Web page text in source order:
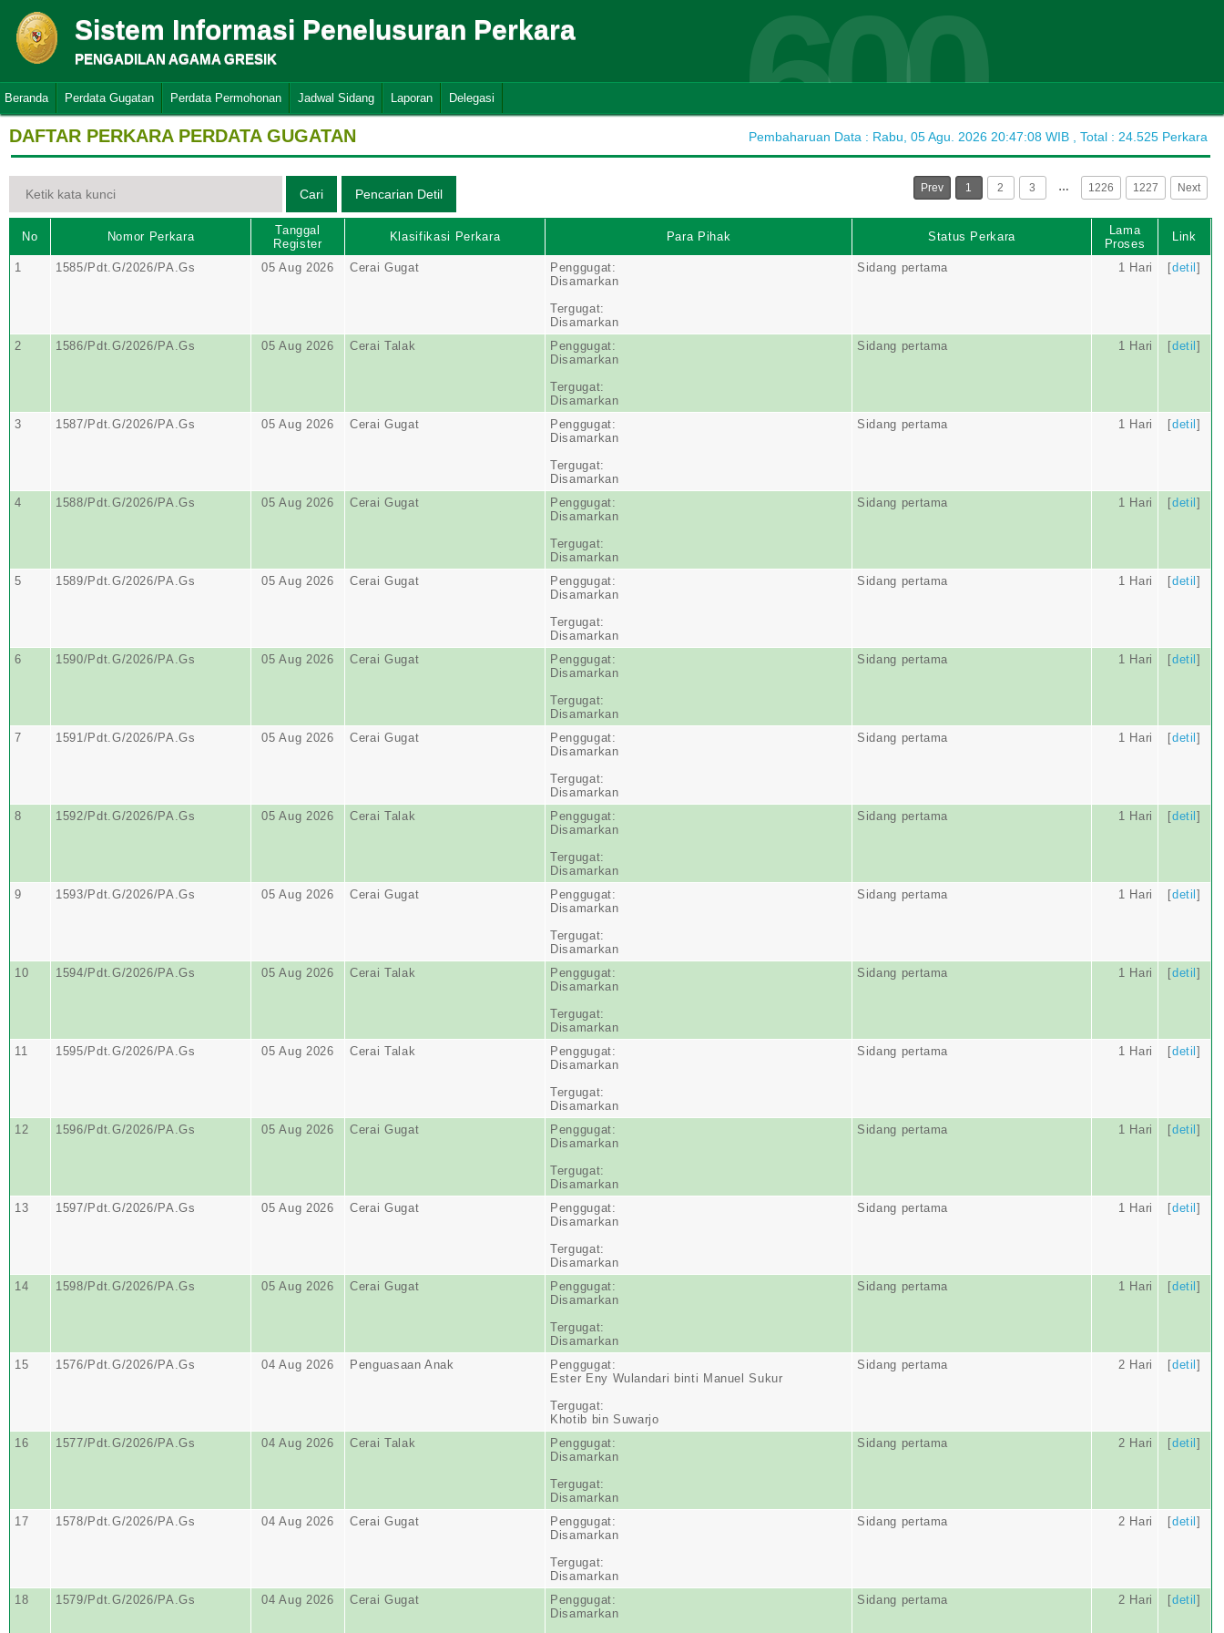
Sistem Informasi Penelusuran Perkara
PENGADILAN AGAMA GRESIK 600
Beranda Perdata Gugatan Perdata Permohonan Jadwal Sidang Laporan Delegasi
DAFTAR PERKARA PERDATA GUGATAN Pembaharuan Data : Rabu, 05 Agu. 2026 20:47:08 WIB , Total : 24.525 Perkara
Prev 1 2 3 … 1226 1227 Next
No Nomor Perkara
Tanggal
Register
Klasifikasi Perkara Para Pihak Status Perkara
Lama
Proses
Link
1 1585/Pdt.G/2026/PA.Gs 05 Aug 2026 Cerai Gugat
Penggugat:
Disamarkan
Tergugat:
Disamarkan
Sidang pertama 1 Hari [detil]
2 1586/Pdt.G/2026/PA.Gs 05 Aug 2026 Cerai Talak
Penggugat:
Disamarkan
Tergugat:
Disamarkan
Sidang pertama 1 Hari [detil]
3 1587/Pdt.G/2026/PA.Gs 05 Aug 2026 Cerai Gugat
Penggugat:
Disamarkan
Tergugat:
Disamarkan
Sidang pertama 1 Hari [detil]
4 1588/Pdt.G/2026/PA.Gs 05 Aug 2026 Cerai Gugat
Penggugat:
Disamarkan
Tergugat:
Disamarkan
Sidang pertama 1 Hari [detil]
5 1589/Pdt.G/2026/PA.Gs 05 Aug 2026 Cerai Gugat
Penggugat:
Disamarkan
Tergugat:
Disamarkan
Sidang pertama 1 Hari [detil]
6 1590/Pdt.G/2026/PA.Gs 05 Aug 2026 Cerai Gugat
Penggugat:
Disamarkan
Tergugat:
Disamarkan
Sidang pertama 1 Hari [detil]
7 1591/Pdt.G/2026/PA.Gs 05 Aug 2026 Cerai Gugat
Penggugat:
Disamarkan
Tergugat:
Disamarkan
Sidang pertama 1 Hari [detil]
8 1592/Pdt.G/2026/PA.Gs 05 Aug 2026 Cerai Talak
Penggugat:
Disamarkan
Tergugat:
Disamarkan
Sidang pertama 1 Hari [detil]
9 1593/Pdt.G/2026/PA.Gs 05 Aug 2026 Cerai Gugat
Penggugat:
Disamarkan
Tergugat:
Disamarkan
Sidang pertama 1 Hari [detil]
10 1594/Pdt.G/2026/PA.Gs 05 Aug 2026 Cerai Talak
Penggugat:
Disamarkan
Tergugat:
Disamarkan
Sidang pertama 1 Hari [detil]
11 1595/Pdt.G/2026/PA.Gs 05 Aug 2026 Cerai Talak
Penggugat:
Disamarkan
Tergugat:
Disamarkan
Sidang pertama 1 Hari [detil]
12 1596/Pdt.G/2026/PA.Gs 05 Aug 2026 Cerai Gugat
Penggugat:
Disamarkan
Tergugat:
Disamarkan
Sidang pertama 1 Hari [detil]
13 1597/Pdt.G/2026/PA.Gs 05 Aug 2026 Cerai Gugat
Penggugat:
Disamarkan
Tergugat:
Disamarkan
Sidang pertama 1 Hari [detil]
14 1598/Pdt.G/2026/PA.Gs 05 Aug 2026 Cerai Gugat
Penggugat:
Disamarkan
Tergugat:
Disamarkan
Sidang pertama 1 Hari [detil]
15 1576/Pdt.G/2026/PA.Gs 04 Aug 2026 Penguasaan Anak
Penggugat:
Ester Eny Wulandari binti Manuel Sukur
Tergugat:
Khotib bin Suwarjo
Sidang pertama 2 Hari [detil]
16 1577/Pdt.G/2026/PA.Gs 04 Aug 2026 Cerai Talak
Penggugat:
Disamarkan
Tergugat:
Disamarkan
Sidang pertama 2 Hari [detil]
17 1578/Pdt.G/2026/PA.Gs 04 Aug 2026 Cerai Gugat
Penggugat:
Disamarkan
Tergugat:
Disamarkan
Sidang pertama 2 Hari [detil]
18 1579/Pdt.G/2026/PA.Gs 04 Aug 2026 Cerai Gugat
Penggugat:
Disamarkan
Sidang pertama 2 Hari [detil]